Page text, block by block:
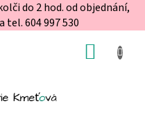
do 2 hod. od objednání,
tel. 604 997 530